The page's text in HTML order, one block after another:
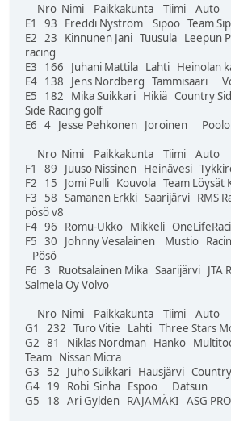
Nro Nimi Paikkakunta Tiimi Auto
E1 93 Freddi Nyström Sipoo Team
E2 23 Kinnunen Jani Tuusula Leepun
racing
E3 166 Juhani Mattila Lahti Heinolan
E4 138 Jens Nordberg Tammisaari
E5 182 Mika Suikkari Hikiä Country
Side Racing golf
E6 4 Jesse Pehkonen Joroinen Poolo
Nro Nimi Paikkakunta Tiimi Auto
F1 89 Juuso Nissinen Heinävesi
F2 15 Jomi Pulli Kouvola Team Löysät
F3 58 Samanen Erkki Saarijärvi RMS
pösö v8
F4 96 Romu-Ukko Mikkeli
F5 30 Johnny Vesalainen Mustio
Pösö
F6 3 Ruotsalainen Mika Saarijärvi JTA
Salmela Oy Volvo
Nro Nimi Paikkakunta Tiimi Auto
G1 232 Turo Vitie Lahti Three Stars
G2 81 Niklas Nordman Hanko
Team Nissan Micra
G3 52 Juho Suikkari Hausjärvi
G4 19 Robi Sinha Espoo Datsun
G5 18 Ari Gylden RAJAMÄKI ASG